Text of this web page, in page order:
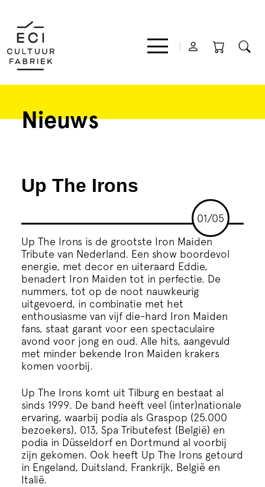
Film
Theater
Cursus
Onderwijs
ECI Cultuurcafé
Contact
Steun ons
Nieuws
Up The Irons
01/05
Up The Irons is de grootste Iron Maiden
Tribute van Nederland. Een show boordevol
energie, met decor en uiteraard Eddie,
benadert Iron Maiden tot in perfectie. De
nummers, tot op de noot nauwkeurig
uitgevoerd, in combinatie met het
enthousiasme van vijf die-hard Iron Maiden
fans, staat garant voor een spectaculaire
avond voor jong en oud. Alle hits, aangevuld
met minder bekende Iron Maiden krakers
komen voorbij.
Up The Irons komt uit Tilburg en bestaat al
sinds 1999. De band heeft veel (inter)nationale
ervaring, waarbij podia als Graspop (25.000
bezoekers), 013, Spa Tributefest (België) en
podia in Düsseldorf en Dortmund al voorbij
zijn gekomen. Ook heeft Up The Irons getourd
in Engeland, Duitsland, Frankrijk, België en
Italië.